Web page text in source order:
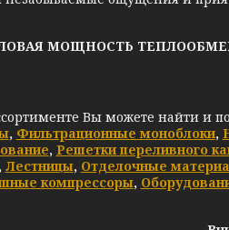
МОЩНОСТЬ
Вы можете найти и
, Фильтрационные моноблоки,
, Решетки переливного
Лестницы, Отделочные
компрессоры,